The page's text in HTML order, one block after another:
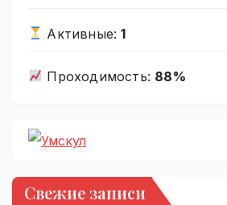
Активные:1
Проходимость: 88%
Свежие записи